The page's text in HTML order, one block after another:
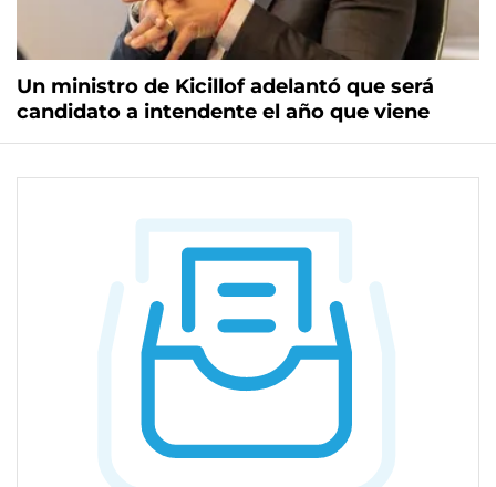
Un ministro de Kicillof adelantó que será
candidato a intendente el año que viene